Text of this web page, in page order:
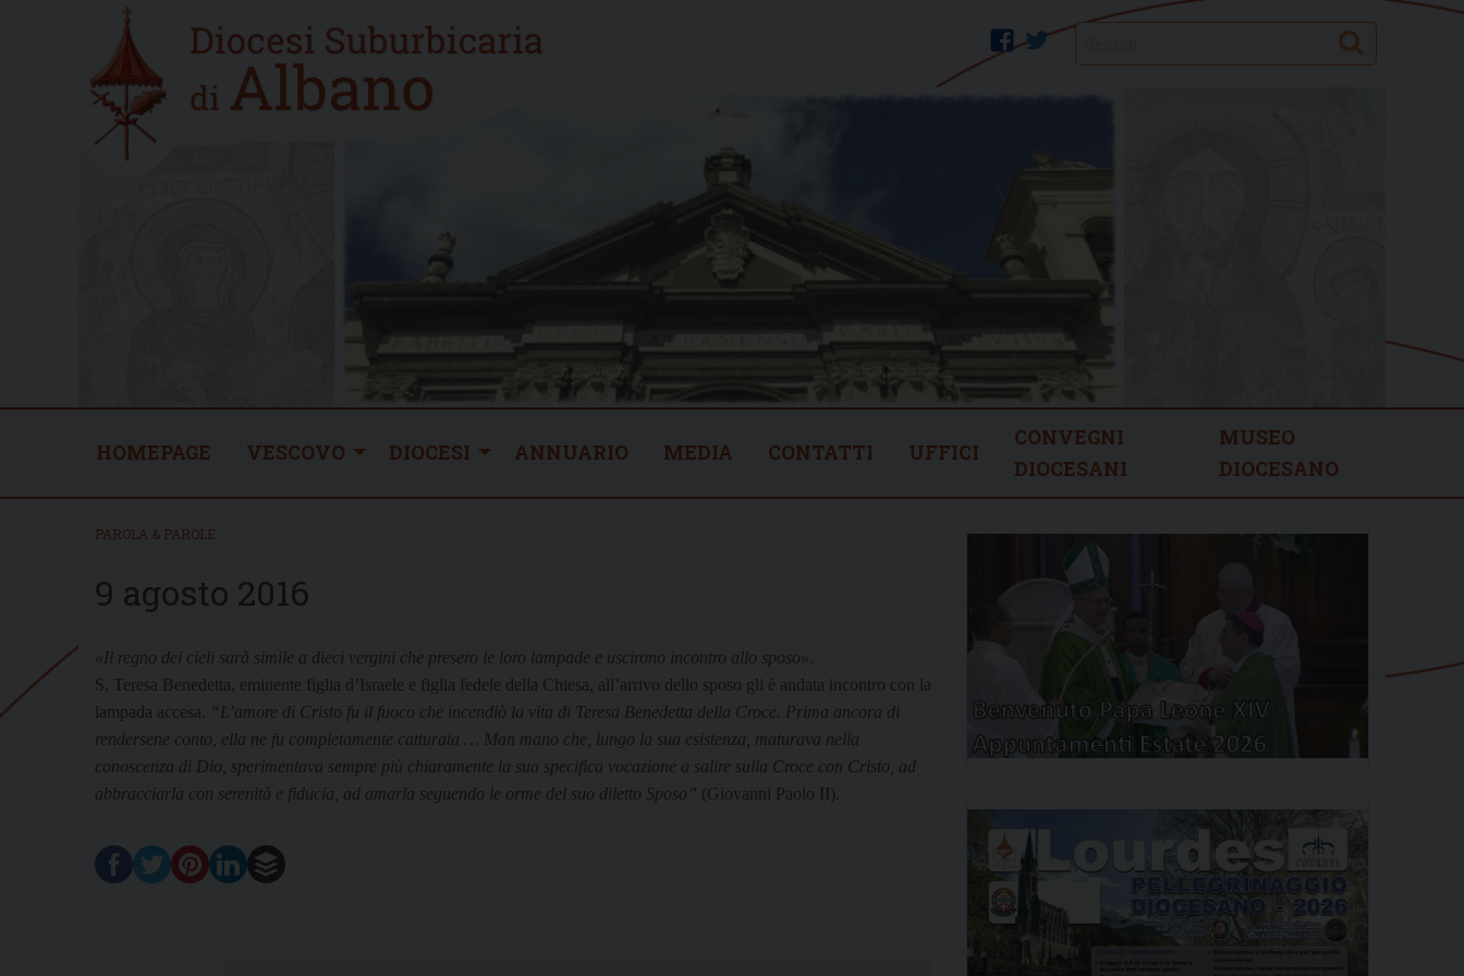
Home
new
twitter
facebook Search
HOMEPAGE VESCOVO DIOCESI ANNUARIO MEDIA CONTATTI UFFICI
CONVEGNI
DIOCESANI
MUSEO
DIOCESANO
PAROLA & PAROLE
9 agosto 2016
«Il regno dei cieli sarà simile a dieci vergini che presero le loro lampade e uscirono incontro allo sposo»
S. Teresa Benedetta, eminente figlia d’Israele e figlia fedele della Chiesa, all’arrivo dello sposo gli è andata incontro con la
lampada accesa.
“L’amore di Cristo fu il fuoco che incendiò la vita di Teresa Benedetta della Croce. Prima ancora di
rendersene conto, ella ne fu completamente catturata … Man mano che, lungo la sua esistenza, maturava nella
conoscenza di Dio, sperimentava sempre più chiaramente la sua specifica vocazione a salire sulla Croce con Cristo, ad
abbracciarla con serenità e fiducia, ad amarla seguendo le orme del suo diletto Sposo” (Giovanni Paolo II).